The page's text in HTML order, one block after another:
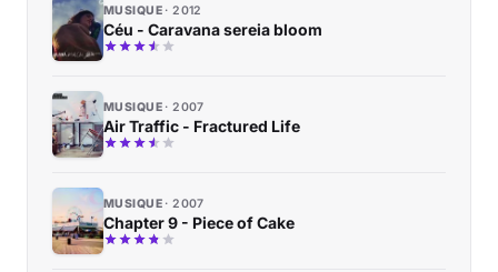
MUSIQUE 2012
Céu - Caravana sereia bloom
MUSIQUE 2007
Air Traffic - Fractured Life
MUSIQUE 2007
Chapter 9 - Piece of Cake